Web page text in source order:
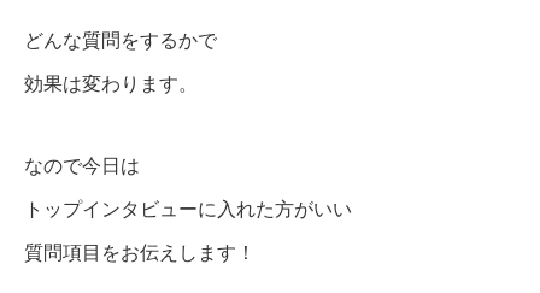
どんな質問をするかで
効果は変わります。
なので今日は
トップインタビューに入れた方がいい
質問項目をお伝えします！